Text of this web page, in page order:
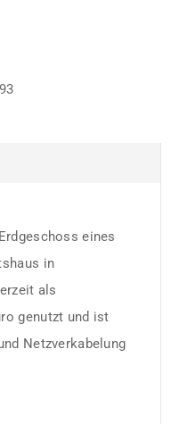
eines
in
als
genutzt und ist
Netzverkabelung